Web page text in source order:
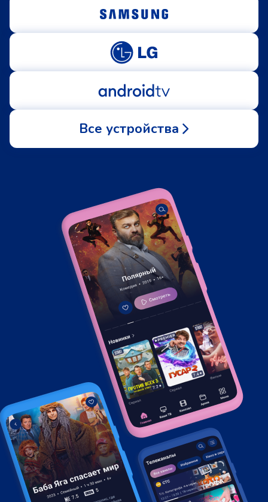
Все устройства